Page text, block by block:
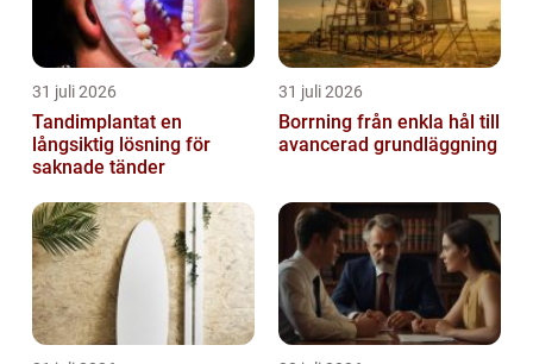
31 juli 2026
Tandimplantat en
långsiktig lösning för
saknade tänder
31 juli 2026
Borrning från enkla hål till
avancerad grundläggning